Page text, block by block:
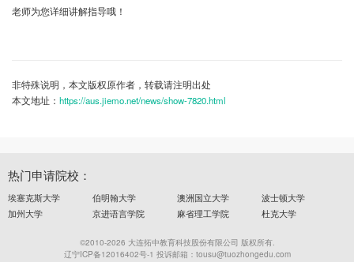
老师为您详细讲解指导哦！
非特殊说明，本文版权原作者，转载请注明出处
本文地址： https://aus.jiemo.net/news/show-7820.html
热门申请院校：
埃塞克斯大学 伯明翰大学 澳洲国立大学
波士顿大学
加州大学
京进语言学院 麻省理工学院 杜克大学
©2010-2026 大连拓中教育科技股份有限公司 版权所有.
辽宁ICP备12016402号-1 投诉邮箱：tousu@tuozhongedu.com